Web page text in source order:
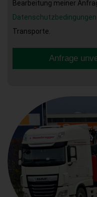
Bearbeitung meiner
Datenschutzbedingungen
Transporte.
Anfrage